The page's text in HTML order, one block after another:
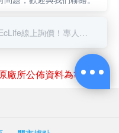
廠所公佈資料為準。
回覆至 EcLife線上詢價！專人服務